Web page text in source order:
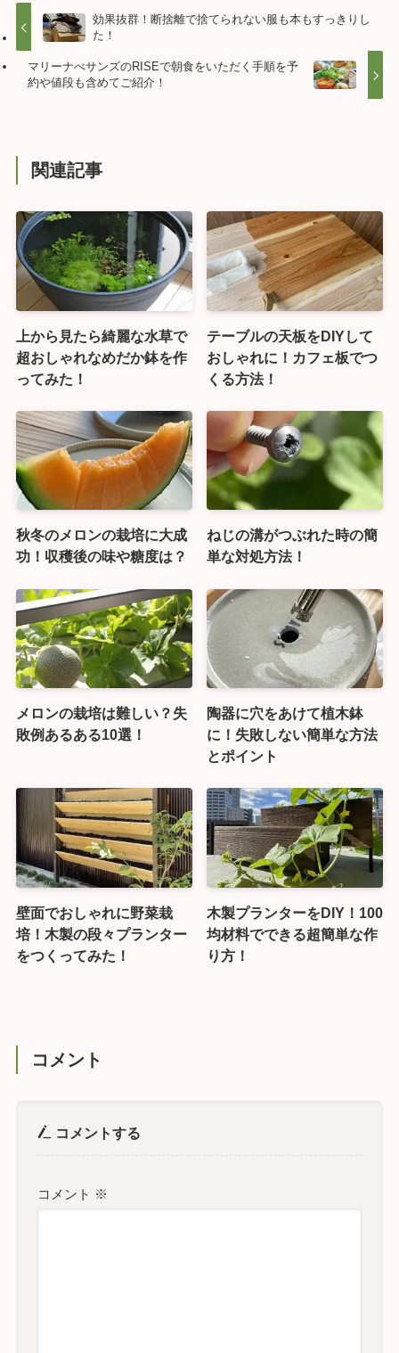
効果抜群！断捨離で捨てられない服も本もすっきりし
た！
マリーナべサンズのRISEで朝食をいただく手順を予
約や値段も含めてご紹介！
関連記事
上から見たら綺麗な水草で
超おしゃれなめだか鉢を作
ってみた！
テーブルの天板をDIYして
おしゃれに！カフェ板でつ
くる方法！
秋冬のメロンの栽培に大成
功！収穫後の味や糖度は？
ねじの溝がつぶれた時の簡
単な対処方法！
メロンの栽培は難しい？失
敗例あるある10選！
陶器に穴をあけて植木鉢
に！失敗しない簡単な方法
とポイント
壁面でおしゃれに野菜栽
培！木製の段々プランター
をつくってみた！
木製プランターをDIY！100
均材料でできる超簡単な作
り方！
コメント
コメントする
コメント ※